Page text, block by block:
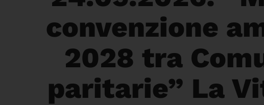
convenzione
2028 tra
paritarie” La